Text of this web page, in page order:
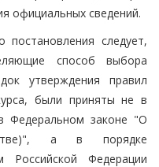
официальных сведений.
постановления следует,
способ выбора
утверждения правил
были приняты не в
Федеральном законе "О
а в порядке
Российской Федерации